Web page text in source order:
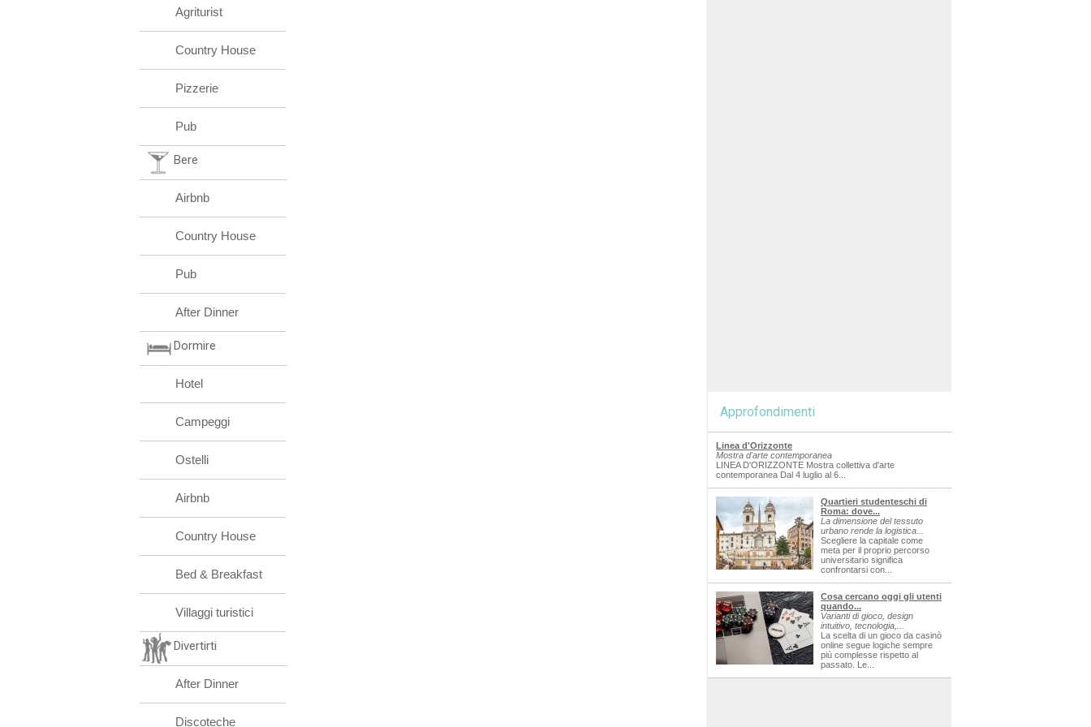
Agriturist
Country House
Pizzerie
Pub
Bere
Airbnb
Country House
Pub
After Dinner
Dormire
Hotel
Campeggi
Ostelli
Airbnb
Country House
Bed & Breakfast
Villaggi turistici
Divertirti
After Dinner
Discoteche
Approfondimenti
Linea d'Orizzonte
Mostra d'arte contemporanea
LINEA D'ORIZZONTE Mostra collettiva d'arte
contemporanea Dal 4 luglio al 6...
Quartieri studenteschi di
Roma: dove...
La dimensione del tessuto
urbano rende la logistica...
Scegliere la capitale come
meta per il proprio percorso
universitario significa
confrontarsi con...
Cosa cercano oggi gli utenti
quando...
Varianti di gioco, design
intuitivo, tecnologia,...
La scelta di un gioco da casinò
online segue logiche sempre
più complesse rispetto al
passato. Le...